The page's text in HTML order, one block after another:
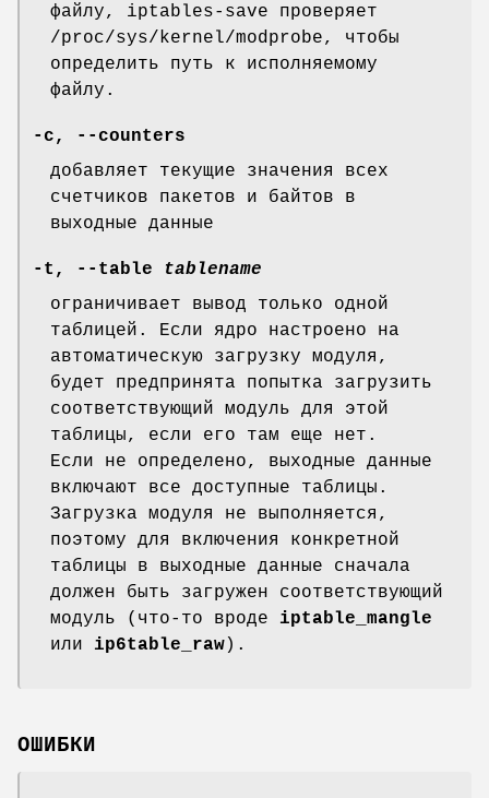
файлу, iptables-save проверяет
/proc/sys/kernel/modprobe, чтобы
определить путь к исполняемому
файлу.
-c ,
--counters
добавляет текущие значения всех
счетчиков пакетов и байтов в
выходные данные
-t , --table
tablename
ограничивает вывод только одной
таблицей. Если ядро настроено на
автоматическую загрузку модуля,
будет предпринята попытка загрузить
соответствующий модуль для этой
таблицы, если его там еще нет.
Если не определено, выходные данные
включают все доступные таблицы.
Загрузка модуля не выполняется,
поэтому для включения конкретной
таблицы в выходные данные сначала
должен быть загружен соответствующий
модуль (что-то вроде iptable_mangle
или ip6table_raw).
ОШИБКИ